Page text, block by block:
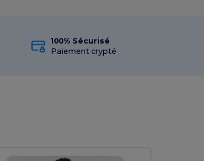
100% Sécurisé
Paiement crypté